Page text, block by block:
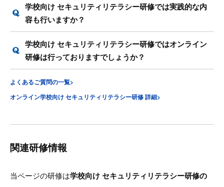
学校向け セキュリティリテラシー研修では実践的な内
容も行いますか？
学校向け セキュリティリテラシー研修ではオンライン
研修は行っておりますでしょうか？
よくあるご質問の一覧>
オンライン学校向け セキュリティリテラシー研修 詳細>
関連研修情報
当ページの研修は学校向け セキュリティリテラシー研修の